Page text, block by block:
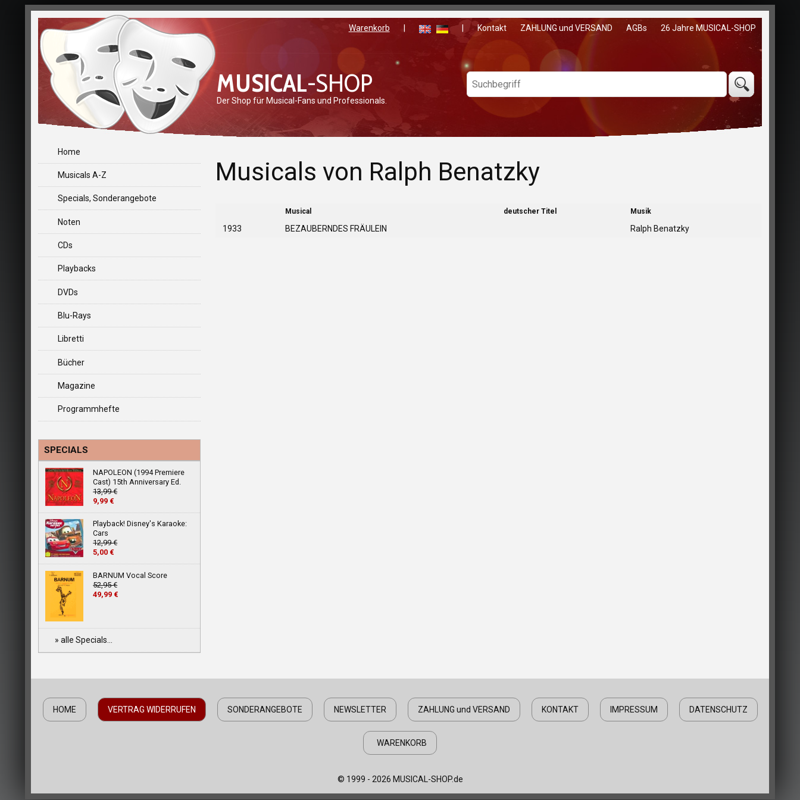
MUSICAL-SHOP
Warenkorb Kontakt ZAHLUNG und VERSAND AGBs 26 Jahre MUSICAL-SHOP
Der Shop für Musical-Fans und Professionals.
Home
Musicals A-Z
Specials, Sonderangebote
Noten
CDs
Playbacks
DVDs
Blu-Rays
Libretti
Bücher
Magazine
Programmhefte
SPECIALS
NAPOLEON (1994 Premiere
Cast) 15th Anniversary Ed.
13,99 €
9,99 €
Playback! Disney's Karaoke:
Cars
12,99 €
5,00 €
BARNUM Vocal Score
52,95 €
49,99 €
» alle Specials...
Musicals von Ralph Benatzky
Musical deutscher Titel Musik
1933 BEZAUBERNDES FRÄULEIN Ralph Benatzky
HOME VERTRAG WIDERRUFEN SONDERANGEBOTE NEWSLETTER ZAHLUNG und VERSAND KONTAKT IMPRESSUM DATENSCHUTZ
WARENKORB
© 1999 - 2026 MUSICAL-SHOP.de